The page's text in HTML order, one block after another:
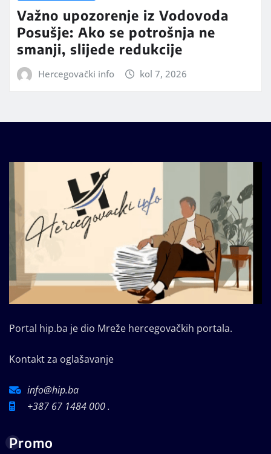
Važno upozorenje iz Vodovoda
Posušje: Ako se potrošnja ne
smanji, slijede redukcije
Hercegovački info kol 7, 2026
Portal hip.ba je dio Mreže hercegovačkih portala.
Kontakt za oglašavanje
info@hip.ba
+387 67 1484 000 .
Promo